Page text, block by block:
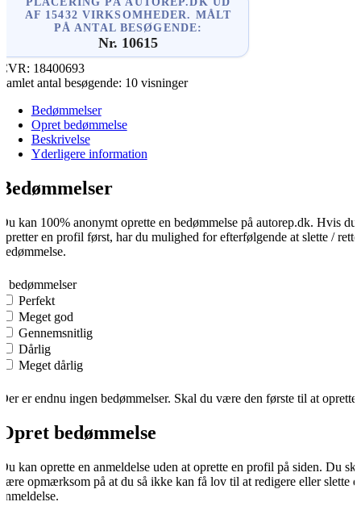
AF 15432 VIRKSOMHEDER. MÅLT
PÅ ANTAL BESØGENDE:
Nr. 10615
18400693
antal besøgende: 10 visninger
Bedømmelser
Opret bedømmelse
Beskrivelse
Yderligere information
kan 100% anonymt oprette en bedømmelse på autorep.dk. Hvis du
en profil først, har du mulighed for efterfølgende at slette /
bedømmelser
Perfekt
Meget god
Gennemsnitlig
Dårlig
Meget dårlig
er endnu ingen bedømmelser. Skal du være den første til at oprette
bedømmelse
kan oprette en anmeldelse uden at oprette en profil på siden. Du
opmærksom på at du så ikke kan få lov til at redigere eller slette